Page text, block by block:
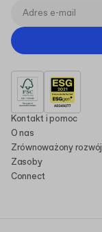
Kontakt i pomoc
O nas
Zrównoważony rozwój
Zasoby
Connect